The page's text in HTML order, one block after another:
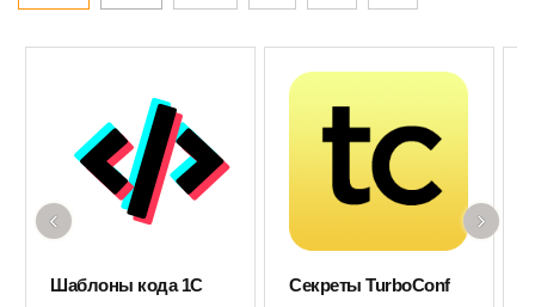
Шаблоны кода 1С Секреты TurboConf
‹ ›